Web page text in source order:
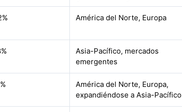
América del Norte, Europa
Asia-Pacífico, mercados
emergentes
América del Norte, Europa,
expandiéndose a Asia-Pacífico